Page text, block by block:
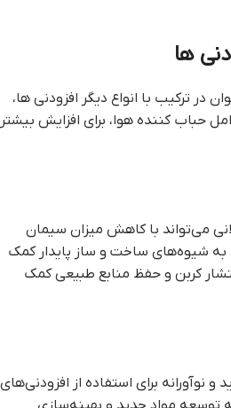
ها
در ترکیب با انواع دیگر افزودنی ها،
حباب کننده هوا، برای افزایش بیشتر
می‌تواند با کاهش میزان سیمان
به شیوه‌های ساخت و ساز پایدار کمک
کربن و حفظ منابع طبیعی کمک
برای استفاده از افزودنی‌های